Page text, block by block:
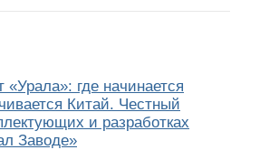
«Урала»: где начинается
Китай. Честный
и разработках
Заводе»